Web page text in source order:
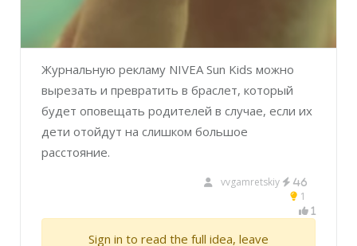
Журнальную рекламу NIVEA Sun Kids можно
вырезать и превратить в браслет, который
будет оповещать родителей в случае, если их
дети отойдут на слишком большое
расстояние.
vvgamretskiy 46
1
1
Sign in to read the full idea, leave